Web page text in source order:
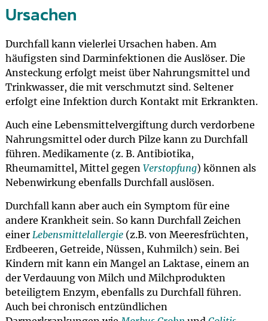
Ursachen
Durchfall kann vielerlei Ursachen haben. Am
häufigsten sind Darminfektionen die Auslöser. Die
Ansteckung erfolgt meist über Nahrungsmittel und
Trinkwasser, die mit verschmutzt sind. Seltener
erfolgt eine Infektion durch Kontakt mit Erkrankten.
Auch eine Lebensmittelvergiftung durch verdorbene
Nahrungsmittel oder durch Pilze kann zu Durchfall
führen. Medikamente (z. B. Antibiotika,
Rheumamittel, Mittel gegen Verstopfung) können als
Nebenwirkung ebenfalls Durchfall auslösen.
Durchfall kann aber auch ein Symptom für eine
andere Krankheit sein. So kann Durchfall Zeichen
einer Lebensmittelallergie(z.B. von Meeresfrüchten,
Erdbeeren, Getreide, Nüssen, Kuhmilch) sein. Bei
Kindern mit kann ein Mangel an Laktase, einem an
der Verdauung von Milch und Milchprodukten
beteiligtem Enzym, ebenfalls zu Durchfall führen.
Auch bei chronisch entzündlichen